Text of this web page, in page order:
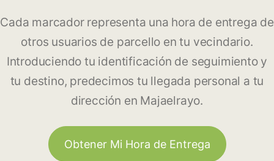
Cada marcador representa una hora de entrega de
otros usuarios de parcello en tu vecindario.
Introduciendo tu identificación de seguimiento y
tu destino, predecimos tu llegada personal a tu
dirección en Majaelrayo.
Obtener Mi Hora de Entrega